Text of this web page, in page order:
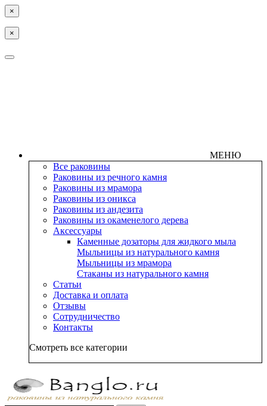
×
×
МЕНЮ
Все раковины
Раковины из речного камня
Раковины из мрамора
Раковины из оникса
Раковины из андезита
Раковины из окаменелого дерева
Аксессуары
Каменные дозаторы для жидкого мыла
Мыльницы из натурального камня
Мыльницы из мрамора
Стаканы из натурального камня
Статьи
Доставка и оплата
Отзывы
Сотрудничество
Контакты
Смотреть все категории